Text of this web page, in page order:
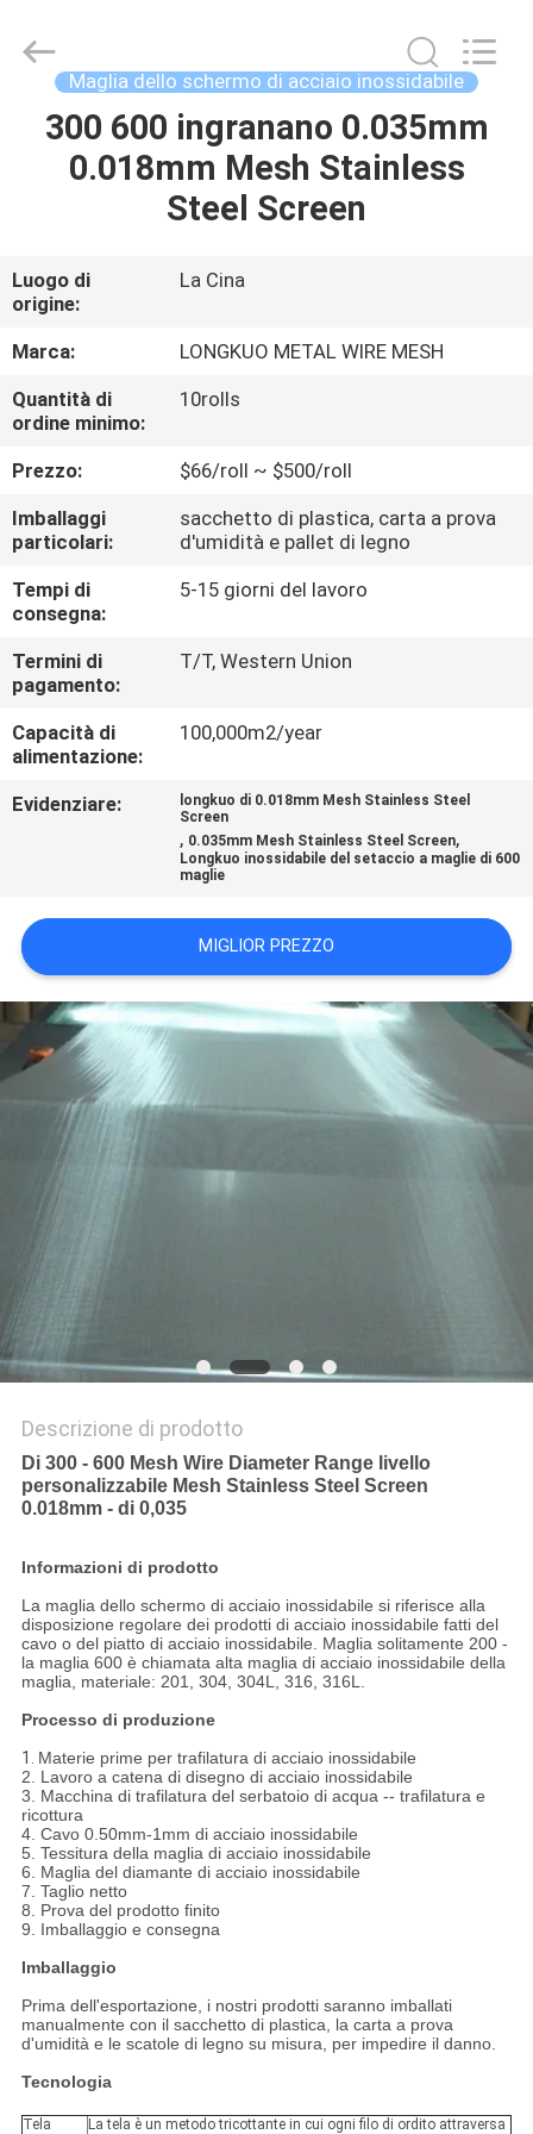
CASA
VIDEO
CHI
SIAMO
GIRO
DELLA
FABBRICA
CONTROLLO
DI
QUALITÀ
CONTATTACI
CITAZIONE
MAPPA
DEL
SITO
PRIVACY
POLICY
Enterprise
Management
Reserved.
Maglia dello schermo di acciaio inossidabile
300 600 ingranano 0.035mm
0.018mm Mesh Stainless
Steel Screen
Luogo di
origine:
La Cina
Marca:
LONGKUO METAL WIRE MESH
Quantità di
ordine minimo:
10rolls
Prezzo:
$66/roll ~ $500/roll
Imballaggi
particolari:
sacchetto di plastica, carta a prova
d'umidità e pallet di legno
Tempi di
consegna:
5-15 giorni del lavoro
Termini di
pagamento:
T/T, Western Union
Capacità di
alimentazione:
100,000m2/year
Evidenziare:
longkuo di 0.018mm Mesh Stainless Steel
Screen
, 0.035mm Mesh Stainless Steel Screen,
Longkuo inossidabile del setaccio a maglie di 600
maglie
MIGLIOR PREZZO
Descrizione di prodotto
Di 300 - 600 Mesh Wire Diameter Range livello
personalizzabile Mesh Stainless Steel Screen
0.018mm - di 0,035
Informazioni di prodotto
La maglia dello schermo di acciaio inossidabile si riferisce alla
disposizione regolare dei prodotti di acciaio inossidabile fatti del
cavo o del piatto di acciaio inossidabile. Maglia solitamente 200 -
la maglia 600 è chiamata alta maglia di acciaio inossidabile della
maglia, materiale: 201, 304, 304L, 316, 316L.
Processo di produzione
1. Materie prime per trafilatura di acciaio inossidabile
2. Lavoro a catena di disegno di acciaio inossidabile
3. Macchina di trafilatura del serbatoio di acqua -- trafilatura e
ricottura
4. Cavo 0.50mm-1mm di acciaio inossidabile
5. Tessitura della maglia di acciaio inossidabile
6. Maglia del diamante di acciaio inossidabile
7. Taglio netto
8. Prova del prodotto finito
9. Imballaggio e consegna
Imballaggio
Prima dell'esportazione, i nostri prodotti saranno imballati
manualmente con il sacchetto di plastica, la carta a prova
d'umidità e le scatole di legno su misura, per impedire il danno.
Tecnologia
Tela
La tela è un metodo tricottante in cui ogni filo di ordito attraversa